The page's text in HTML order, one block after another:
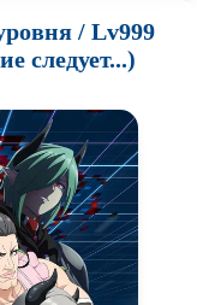
/ Lv999
следует...)